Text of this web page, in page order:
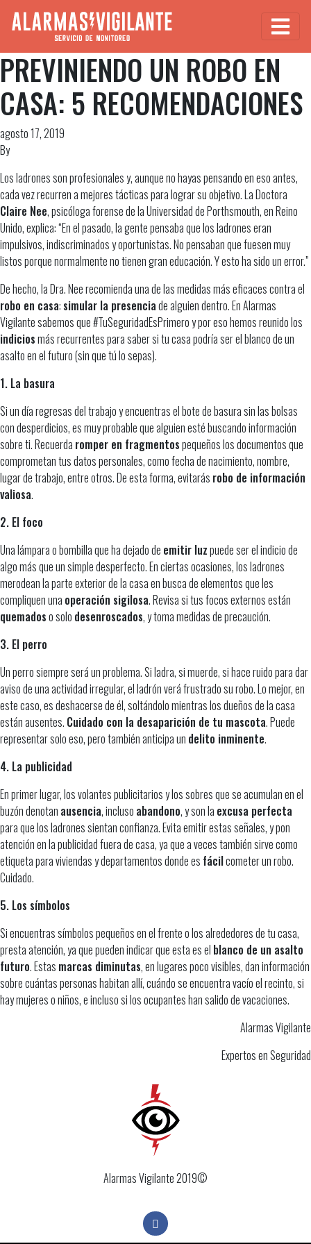
PREVINIENDO UN ROBO EN
CASA: 5 RECOMENDACIONES
agosto 17, 2019
By
Los ladrones son profesionales y, aunque no hayas pensando en eso antes,
cada vez recurren a mejores tácticas para lograr su objetivo. La Doctora
Claire Nee, psicóloga forense de la Universidad de Porthsmouth, en Reino
Unido, explica: “En el pasado, la gente pensaba que los ladrones eran
impulsivos, indiscriminados y oportunistas. No pensaban que fuesen muy
listos porque normalmente no tienen gran educación. Y esto ha sido un error.”
De hecho, la Dra. Nee recomienda una de las medidas más eficaces contra el
robo en casa: simular la presenciade alguien dentro. En Alarmas
Vigilante sabemos que #TuSeguridadEsPrimero y por eso hemos reunido los
indiciosmás recurrentes para saber si tu casa podría ser el blanco de un
asalto en el futuro (sin que tú lo sepas).
1. La basura
Si un día regresas del trabajo y encuentras el bote de basura sin las bolsas
con desperdicios, es muy probable que alguien esté buscando información
sobre ti. Recuerda romper en fragmentospequeños los documentos que
comprometan tus datos personales, como fecha de nacimiento, nombre,
lugar de trabajo, entre otros. De esta forma, evitarás robo de información
valiosa.
2. El foco
Una lámpara o bombilla que ha dejado de emitir luzpuede ser el indicio de
algo más que un simple desperfecto. En ciertas ocasiones, los ladrones
merodean la parte exterior de la casa en busca de elementos que les
compliquen una operación sigilosa. Revisa si tus focos externos están
quemadoso solo desenroscados, y toma medidas de precaución.
3. El perro
Un perro siempre será un problema. Si ladra, si muerde, si hace ruido para dar
aviso de una actividad irregular, el ladrón verá frustrado su robo. Lo mejor, en
este caso, es deshacerse de él, soltándolo mientras los dueños de la casa
están ausentes. Cuidado con la desaparición de tu mascota. Puede
representar solo eso, pero también anticipa un delito inminente.
4. La publicidad
En primer lugar, los volantes publicitarios y los sobres que se acumulan en el
buzón denotan ausencia, incluso abandono, y son la excusa perfecta
para que los ladrones sientan confianza. Evita emitir estas señales, y pon
atención en la publicidad fuera de casa, ya que a veces también sirve como
etiqueta para viviendas y departamentos donde es fácilcometer un robo.
Cuidado.
5. Los símbolos
Si encuentras símbolos pequeños en el frente o los alrededores de tu casa,
presta atención, ya que pueden indicar que esta es el blanco de un asalto
futuro. Estas marcas diminutas, en lugares poco visibles, dan información
sobre cuántas personas habitan allí, cuándo se encuentra vacío el recinto, si
hay mujeres o niños, e incluso si los ocupantes han salido de vacaciones.
Alarmas Vigilante
Expertos en Seguridad
Alarmas Vigilante 2019©